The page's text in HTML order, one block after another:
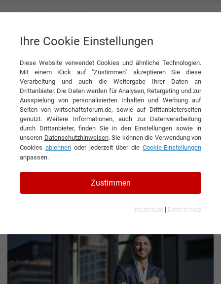
Candidate Flow GmbH
Interview Candidate Flow GmbH
DIESEN ARTIKEL EMPFEHLEN
Recruiting neu gedacht: Die Kraft
moderner Fachkräftegewinnung
Geschäftsführer der Candidate Flow
GmbH
Ihre Cookie Einstellungen
Diese Website verwendet Cookies und ähnliche Technologien.
Mit einem Klick auf "Zustimmen" akzeptieren Sie diese
Verarbeitung und auch die Weitergabe Ihrer Daten an
Drittanbieter. Die Daten werden für Analysen, Retargeting und zur
Ausspielung von personalisierten Inhalten und Werbung auf
Seiten von wirtschaftsforum.de, sowie auf Drittanbieterseiten
genutzt. Weitere Informationen, auch zur Datenverarbeitung
durch Drittanbieter, finden Sie in den Einstellungen sowie in
unseren Datenschutzhinweisen. Sie können die Verwendung von
Cookies ablehnen oder jederzeit über die Cookie-Einstellungen
anpassen.
Zustimmen
Impressum | Datenschutz